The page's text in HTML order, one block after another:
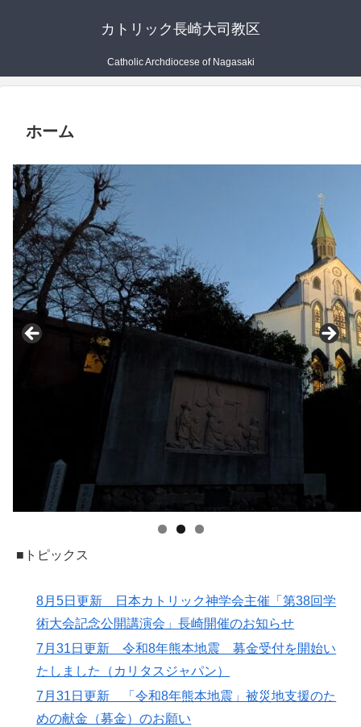
カトリック長崎大司教区
Catholic Archdiocese of Nagasaki
ホーム
■トピックス
8月5日更新 日本カトリック神学会主催「第38回学
術大会記念公開講演会」長崎開催のお知らせ
7月31日更新 令和8年熊本地震 募金受付を開始い
たしました（カリタスジャパン）
7月31日更新 「令和8年熊本地震」被災地支援のた
めの献金（募金）のお願い